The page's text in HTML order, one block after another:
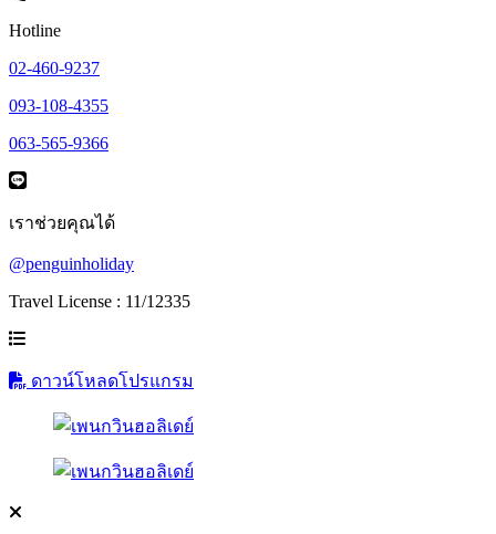
Hotline
02-460-9237
093-108-4355
063-565-9366
เราช่วยคุณได้
@penguinholiday
Travel License : 11/12335
ดาวน์โหลดโปรแกรม